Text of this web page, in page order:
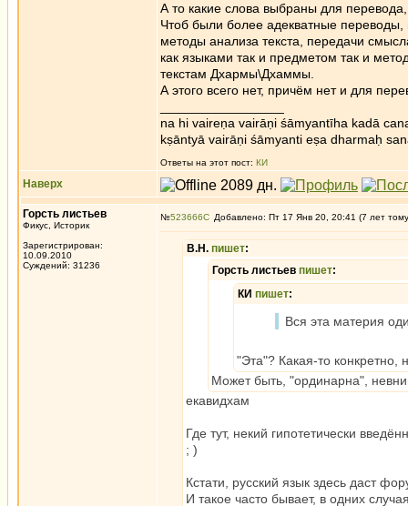
А то какие слова выбраны для
Чтоб были более адекватные переводы,
методы анализа текста, передачи
как языками так и предметом так и
текстам Дхармы\Дхаммы.
А этого всего нет, причём нет и для
na hi vaireṇa vairāṇi śāmyantīha kadā
kṣāntyā vairāṇi śāmyanti eṣa dharmaḥ
Ответы на этот пост: КИ
Наверх
Горсть листьев
Фикус, Историк
Зарегистрирован:
10.09.2010
Суждений: 31236
№523666 Добавлено: Пт 17 Янв 20, 20:41 (7 лет
В.Н. пишет:
Горсть листьев пишет:
КИ пишет:
Вся эта материя
"Эта"? Какая-то конкретно,
Может быть, "ординарна",
екавидхам
Где тут, некий гипотетически
; )
Кстати, русский язык здесь даст
И такое часто бывает, в одних